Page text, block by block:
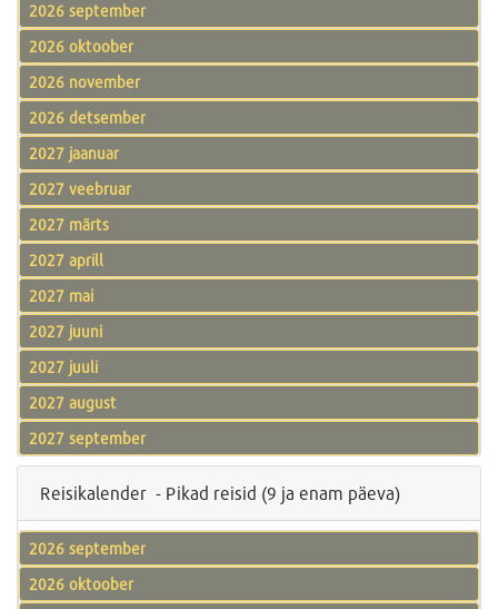
2026 september
2026 oktoober
2026 november
2026 detsember
2027 jaanuar
2027 veebruar
2027 märts
2027 aprill
2027 mai
2027 juuni
2027 juuli
2027 august
2027 september
Reisikalender - Pikad reisid (9 ja enam päeva)
2026 september
2026 oktoober